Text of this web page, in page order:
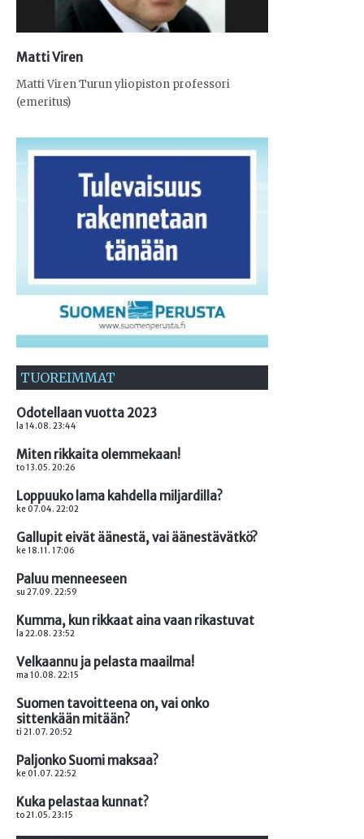
Matti Viren
Matti Viren Turun yliopiston professori
(emeritus)
TUOREIMMAT
Odotellaan vuotta 2023
la 14.08. 23:44
Miten rikkaita olemmekaan!
to 13.05. 20:26
Loppuuko lama kahdella miljardilla?
ke 07.04. 22:02
Gallupit eivät äänestä, vai äänestävätkö?
ke 18.11. 17:06
Paluu menneeseen
su 27.09. 22:59
Kumma, kun rikkaat aina vaan rikastuvat
la 22.08. 23:52
Velkaannu ja pelasta maailma!
ma 10.08. 22:15
Suomen tavoitteena on, vai onko
sittenkään mitään?
ti 21.07. 20:52
Paljonko Suomi maksaa?
ke 01.07. 22:52
Kuka pelastaa kunnat?
to 21.05. 23:15